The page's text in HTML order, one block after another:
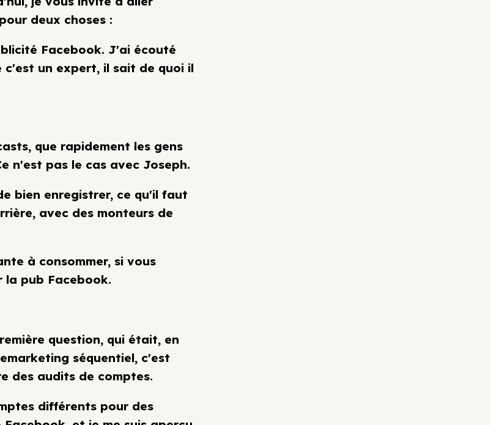
deux choses :
Facebook. J'ai écouté
c'est un expert, il sait de quoi il
que rapidement les gens
n'est pas le cas avec Joseph.
bien enregistrer, ce qu'il faut
avec des monteurs de
à consommer, si vous
la pub Facebook.
question, qui était, en
séquentiel, c'est
des audits de comptes.
différents pour des